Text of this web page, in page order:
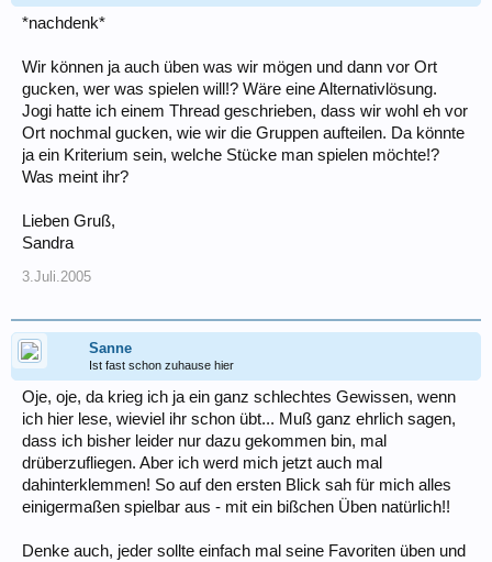
*nachdenk*
Wir können ja auch üben was wir mögen und dann vor Ort
gucken, wer was spielen will!? Wäre eine Alternativlösung.
Jogi hatte ich einem Thread geschrieben, dass wir wohl eh vor
Ort nochmal gucken, wie wir die Gruppen aufteilen. Da könnte
ja ein Kriterium sein, welche Stücke man spielen möchte!?
Was meint ihr?
Lieben Gruß,
Sandra
3.Juli.2005
Sanne
Ist fast schon zuhause hier
Oje, oje, da krieg ich ja ein ganz schlechtes Gewissen, wenn
ich hier lese, wieviel ihr schon übt... Muß ganz ehrlich sagen,
dass ich bisher leider nur dazu gekommen bin, mal
drüberzufliegen. Aber ich werd mich jetzt auch mal
dahinterklemmen! So auf den ersten Blick sah für mich alles
einigermaßen spielbar aus - mit ein bißchen Üben natürlich!!
Denke auch, jeder sollte einfach mal seine Favoriten üben und